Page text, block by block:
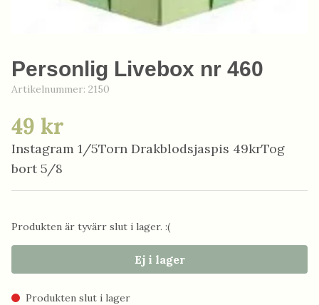
Personlig Livebox nr 460
Artikelnummer: 2150
49 kr
Instagram 1/5Torn Drakblodsjaspis 49krTog
bort 5/8
Produkten är tyvärr slut i lager. :(
Ej i lager
Produkten slut i lager